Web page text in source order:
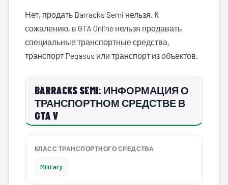
Нет, продать Barracks Semi нельзя. К
сожалению, в GTA Online нельзя продавать
специальные транспортные средства,
транспорт Pegasus или транспорт из объектов.
BARRACKS SEMI: ИНФОРМАЦИЯ О
ТРАНСПОРТНОМ СРЕДСТВЕ В
GTA V
КЛАСС ТРАНСПОРТНОГО СРЕДСТВА
Military